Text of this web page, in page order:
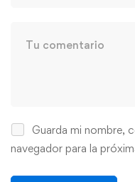
Guarda mi nombre,
navegador para la